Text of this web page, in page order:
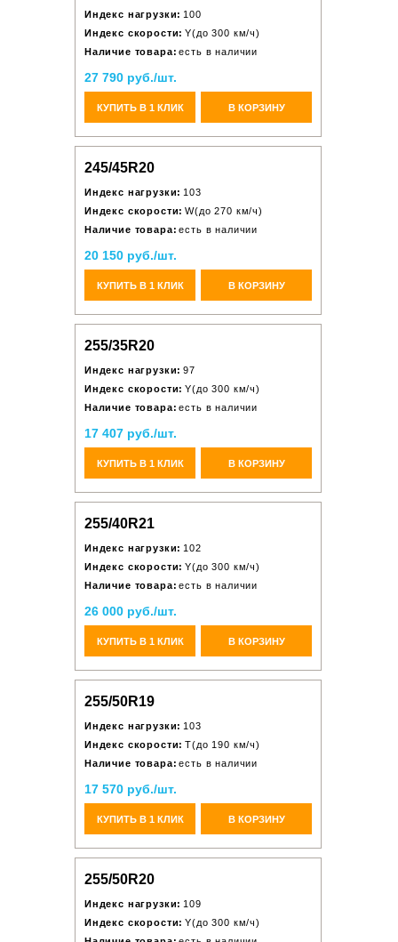
Индекс нагрузки: 100
Индекс скорости: Y(до 300 км/ч)
Наличие товара: есть в наличии
27 790 руб./шт.
КУПИТЬ В 1 КЛИК В КОРЗИНУ
245/45R20
Индекс нагрузки: 103
Индекс скорости: W(до 270 км/ч)
Наличие товара: есть в наличии
20 150 руб./шт.
КУПИТЬ В 1 КЛИК В КОРЗИНУ
255/35R20
Индекс нагрузки: 97
Индекс скорости: Y(до 300 км/ч)
Наличие товара: есть в наличии
17 407 руб./шт.
КУПИТЬ В 1 КЛИК В КОРЗИНУ
255/40R21
Индекс нагрузки: 102
Индекс скорости: Y(до 300 км/ч)
Наличие товара: есть в наличии
26 000 руб./шт.
КУПИТЬ В 1 КЛИК В КОРЗИНУ
255/50R19
Индекс нагрузки: 103
Индекс скорости: T(до 190 км/ч)
Наличие товара: есть в наличии
17 570 руб./шт.
КУПИТЬ В 1 КЛИК В КОРЗИНУ
255/50R20
Индекс нагрузки: 109
Индекс скорости: Y(до 300 км/ч)